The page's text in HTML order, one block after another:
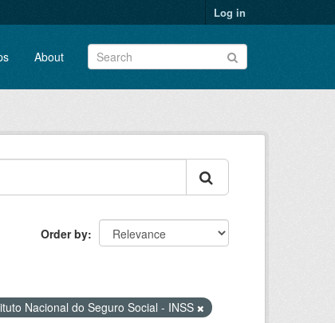
Log in
About
Order by
Nacional do Seguro Social - INSS